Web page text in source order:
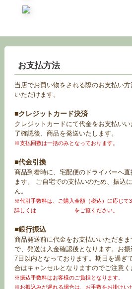
お支払方法
当店でお買い物をされる際のお支払い
いただけます。
■クレジットカード決済
クレジットカードにて代金をお支払い
了確認後、商品を発送いたします。
※支払回数は一括のみとなっております。
■代金引換
商品到着時に、宅配便のドライバーへ
ます。 ご自宅での支払いのため、振込
ん。
※代引手数料は、ご購入金額（税込）に応じて
詳しくは
をご覧ください。
■銀行振込
商品発送前に代金をお支払いいただき
で、発送は入金確認後となります。お
7日以内となっております。期日を過ぎ
合はキャンセルとなりますのでご注意く
※振込手数料はお客様のご負担となります。
※お振込みが遅れる場合は、お手数をお掛けい